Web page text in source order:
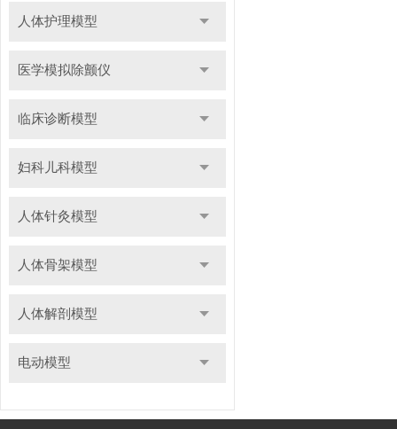
人体护理模型
医学模拟除颤仪
临床诊断模型
妇科儿科模型
人体针灸模型
人体骨架模型
人体解剖模型
电动模型